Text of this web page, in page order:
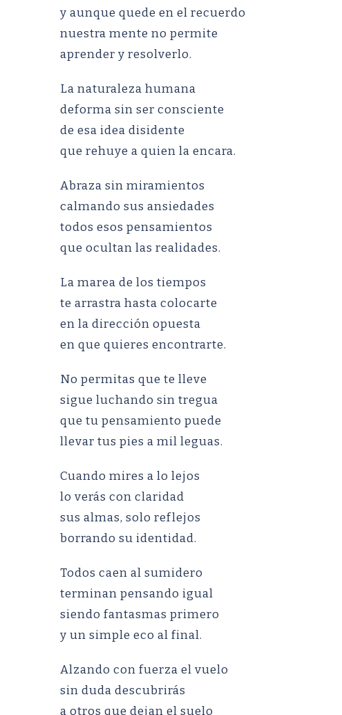
y aunque quede en el recuerdo
nuestra mente no permite
aprender y resolverlo.
La naturaleza humana
deforma sin ser consciente
de esa idea disidente
que rehuye a quien la encara.
Abraza sin miramientos
calmando sus ansiedades
todos esos pensamientos
que ocultan las realidades.
La marea de los tiempos
te arrastra hasta colocarte
en la dirección opuesta
en que quieres encontrarte.
No permitas que te lleve
sigue luchando sin tregua
que tu pensamiento puede
llevar tus pies a mil leguas.
Cuando mires a lo lejos
lo verás con claridad
sus almas, solo reflejos
borrando su identidad.
Todos caen al sumidero
terminan pensando igual
siendo fantasmas primero
y un simple eco al final.
Alzando con fuerza el vuelo
sin duda descubrirás
a otros que dejan el suelo